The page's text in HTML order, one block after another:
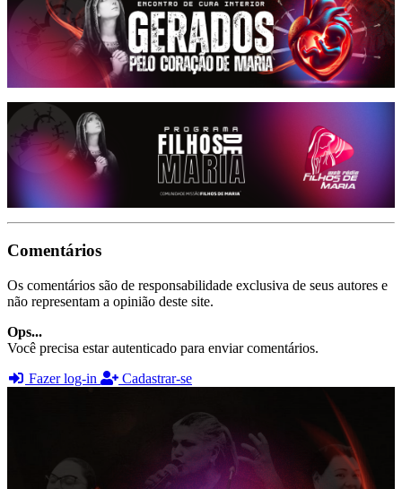
Comentários
Os comentários são de responsabilidade exclusiva de seus autores e
não representam a opinião deste site.
Ops...
Você precisa estar autenticado para enviar comentários.
Fazer log-in
Cadastrar-se